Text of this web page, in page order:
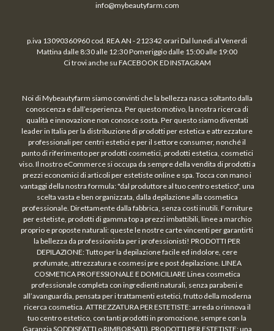
info@mybeautyfarm.com
p.iva 13090360960 cod. REA AN - 212342 orari Dal lunedi al Venerdi
Mattina dalle 8:30 alle 12:30 Pomeriggio dalle 15:00 alle 19:00
Ci trovi anche su FACEBOOK ED INSTAGRAM
Noi di Mybeautyfarm siamo convinti che la bellezza nasca soltanto dalla
conoscenza e dall’esperienza. Per questo motivo, la nostra ricerca di
qualità e innovazione non conosce sosta. Per questo siamo diventati
leader in Italia per la distribuzione di prodotti per estetica e attrezzature
professionali per centri estetici e per il settore consumer, nonché il
punto di riferimento per prodotti cosmetici, prodotti estetica, cosmetici
viso. Il nostro eCommerce si occupa da sempre della vendita di prodotti a
prezzi economici di articoli per estetiste online e spa. Tocca con mano i
vantaggi della nostra formula: "dal produttore al tuo centro estetico", una
scelta vasta e ben organizzata, dalla depilazione alla cosmetica
professionale. Direttamente dalla fabbrica, senza costi inutili. Forniture
per estetiste, prodotti di gamma top a prezzi imbattibili, linee a marchio
proprio e proposte naturali: queste le nostre carte vincenti per garantirti
la bellezza da professionista per i professionisti! PRODOTTI PER
DEPILAZIONE: Tutto per la depilazione facile ed indolore, cere
profumate, attrezzatura e cosmesi pre e post depilazione. LINEA
COSMETICA PROFESSIONALE E DOMICILIARE Linea cosmetica
professionale completa con ingredienti naturali, senza parabeni e
all’avanguardia, pensata per i trattamenti estetici, frutto della moderna
ricerca cosmetica. ATTREZZATURA PER ESTETISTE: arreda o rinnova il
tuo centro estetico, con tanti prodotti in promozione, sempre con la
Garanzia SODDISFATTI o RIMBORSATI). PRODOTTI PER ESTETISTE: una